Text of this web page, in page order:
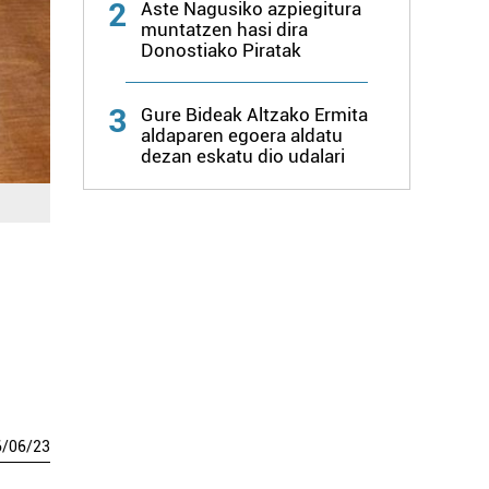
/06/23
2
Aste Nagusiko azpiegitura
muntatzen hasi dira
Donostiako Piratak
3
Gure Bideak Altzako Ermita
aldaparen egoera aldatu
dezan eskatu dio udalari